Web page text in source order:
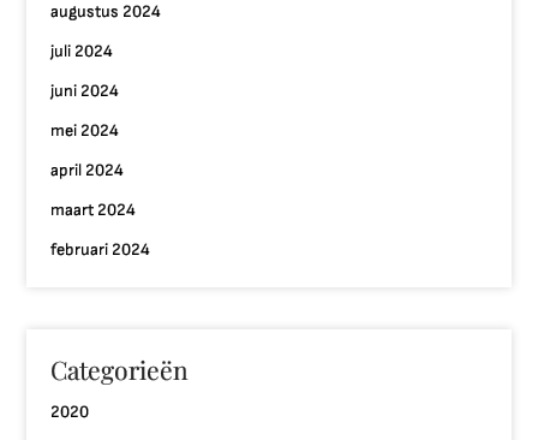
augustus 2024
juli 2024
juni 2024
mei 2024
april 2024
maart 2024
februari 2024
Categorieën
2020